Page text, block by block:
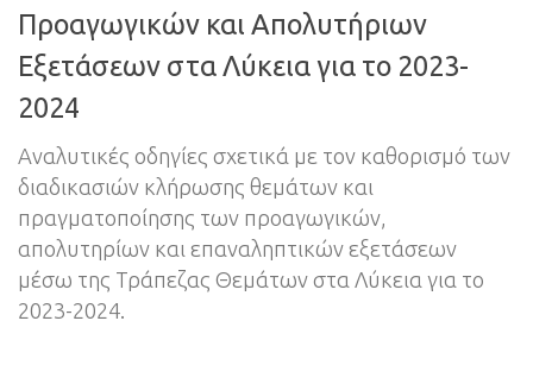
Προαγωγικών και Απολυτήριων
Εξετάσεων στα Λύκεια για το 2023-
2024
Αναλυτικές οδηγίες σχετικά με τον καθορισμό των
διαδικασιών κλήρωσης θεμάτων και
πραγματοποίησης των προαγωγικών,
απολυτηρίων και επαναληπτικών εξετάσεων
μέσω της Τράπεζας Θεμάτων στα Λύκεια για το
2023-2024.